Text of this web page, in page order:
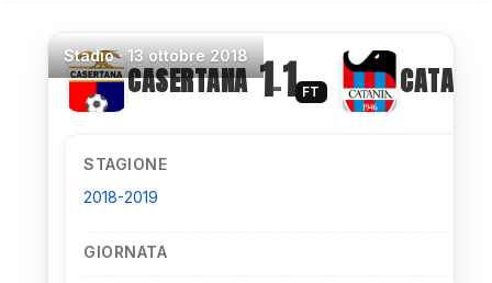
Stadio·13 ottobre 2018
CASERTANA 1–1 FT CATANIA
STAGIONE
2018-2019
GIORNATA